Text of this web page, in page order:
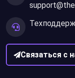
Связаться с